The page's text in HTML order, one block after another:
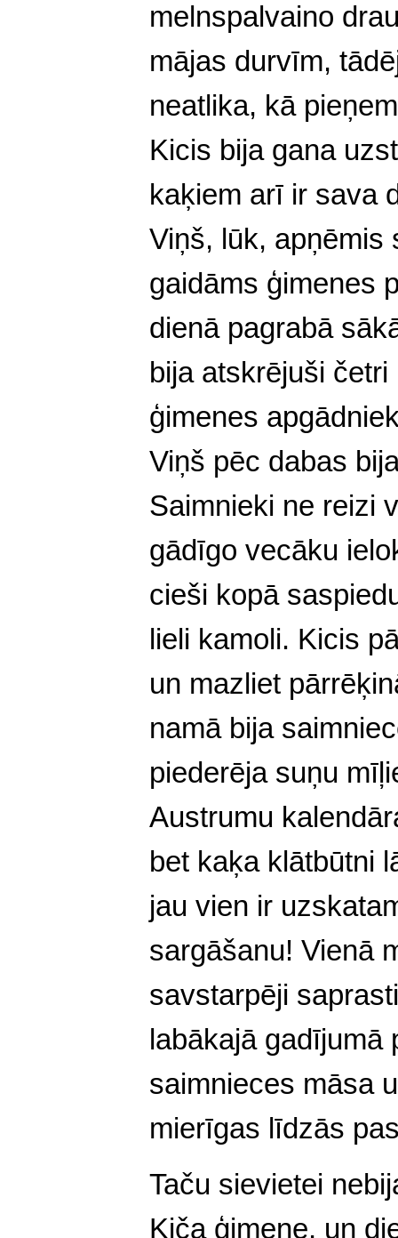
melnspalvaino
mājas durvīm,
neatlika, kā
Kicis bija gana
kaķiem arī ir sava
Viņš, lūk, apņēmis
gaidāms ģimenes
dienā pagrabā
bija atskrējuši
ģimenes
Viņš pēc dabas
Saimnieki ne reizi
gādīgo vecāku
cieši kopā
lieli kamoli. Kicis
un mazliet
namā bija
piederēja suņu
Austrumu
bet kaķa klātbūtni
jau vien ir
sargāšanu! Vienā
savstarpēji
labākajā
saimnieces māsa
mierīgas līdzās
Taču sievietei
Kiča ģimene, un